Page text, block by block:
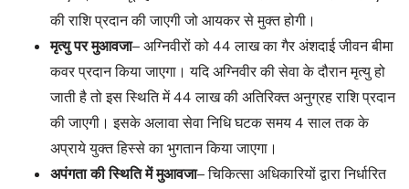
की राशि प्रदान की जाएगी जो आयकर से मुक्त होगी।
मृत्यु पर मुआवजा– अग्निवीरों को 44 लाख का गैर अंशदाई जीवन बीमा
कवर प्रदान किया जाएगा। यदि अग्निवीर की सेवा के दौरान मृत्यु हो
जाती है तो इस स्थिति में 44 लाख की अतिरिक्त अनुग्रह राशि प्रदान
की जाएगी। इसके अलावा सेवा निधि घटक समय 4 साल तक के
अप्राये युक्त हिस्से का भुगतान किया जाएगा।
अपंगता की स्थिति में मुआवजा– चिकित्सा अधिकारियों द्वारा निर्धारित